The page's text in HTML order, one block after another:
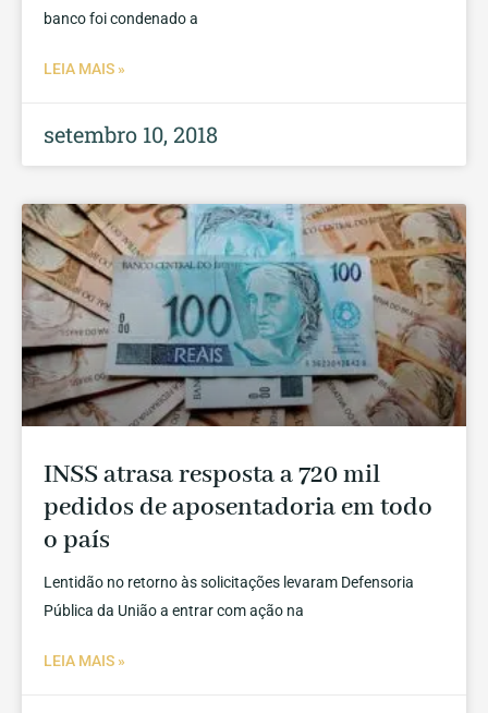
banco foi condenado a
LEIA MAIS »
setembro 10, 2018
INSS atrasa resposta a 720 mil
pedidos de aposentadoria em todo
o país
Lentidão no retorno às solicitações levaram Defensoria
Pública da União a entrar com ação na
LEIA MAIS »